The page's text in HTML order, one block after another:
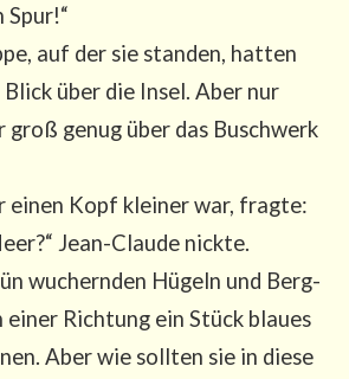
auf der sie stan­den, hat­ten
über die Insel. Aber nur
groß genug über das Busch­werk
einen Kopf klei­ner war, frag­te:
Jean-Clau­de nick­te.
wuchern­den Hügeln und Berg­
einer Rich­tung ein Stück blau­es
Aber wie soll­ten sie in die­se